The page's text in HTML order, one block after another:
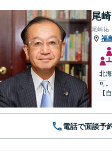
尾
尾崎祐
福
北
可
【
電話で面談予